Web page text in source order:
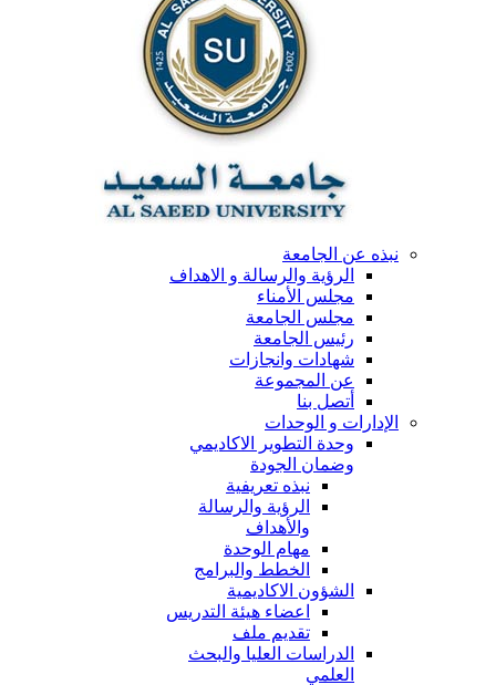
نبذه عن الجامعة
الرؤية والرسالة و الاهداف
مجلس الأمناء
مجلس الجامعة
رئيس الجامعة
شهادات وانجازات
عن المجموعة
أتصل بنا
الإدارات و الوحدات
وحدة التطوير الاكاديمي
وضمان الجودة
نبذه تعريفية
الرؤية والرسالة
والأهداف
مهام الوحدة
الخطط والبرامج
الشؤون الاكاديمية
اعضاء هيئة التدريس
تقديم ملف
الدراسات العليا والبحث
العلمي